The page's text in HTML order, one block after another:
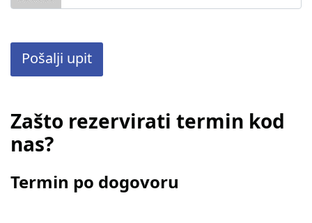
Pošalji upit
Zašto rezervirati termin kod
nas?
Termin po dogovoru